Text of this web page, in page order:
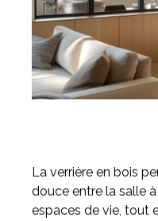
La verrière en bois
douce entre la salle
espaces de vie, tout